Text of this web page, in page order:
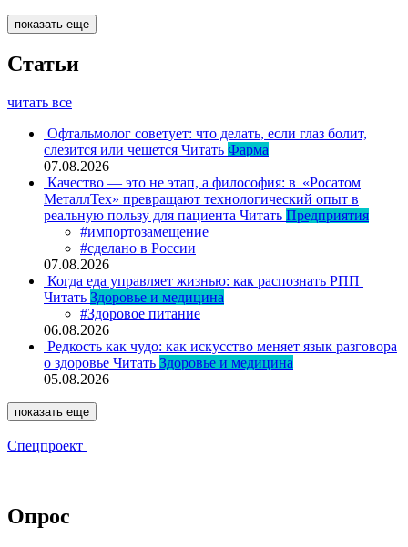
показать еще
Статьи
читать все
Офтальмолог советует: что делать, если глаз болит,
слезится или чешется Читать Фарма
07.08.2026
Качество — это не этап, а философия: в «Росатом
МеталлТех» превращают технологический опыт в
реальную пользу для пациента Читать Предприятия
#импортозамещение
#сделано в России
07.08.2026
Когда еда управляет жизнью: как распознать РПП
Читать Здоровье и медицина
#Здоровое питание
06.08.2026
Редкость как чудо: как искусство меняет язык разговора
о здоровье Читать Здоровье и медицина
05.08.2026
показать еще
Спецпроект
Опрос